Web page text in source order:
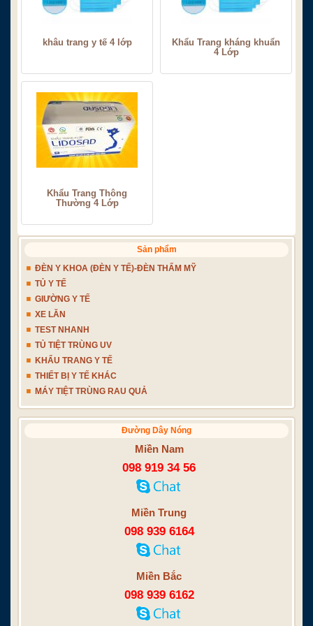
khâu trang y tế 4 lớp
Khẩu Trang kháng khuẩn
4 Lớp
Khẩu Trang Thông
Thường 4 Lớp
Sản phẩm
ĐÈN Y KHOA (ĐÈN Y TẾ)-ĐÈN THẨM MỸ
TỦ Y TẾ
GIƯỜNG Y TẾ
XE LĂN
TEST NHANH
TỦ TIỆT TRÙNG UV
KHẨU TRANG Y TẾ
THIẾT BỊ Y TẾ KHÁC
MÁY TIỆT TRÙNG RAU QUẢ
Đường Dây Nóng
Miền Nam
098 919 34 56
Miền Trung
098 939 6164
Miền Bắc
098 939 6162